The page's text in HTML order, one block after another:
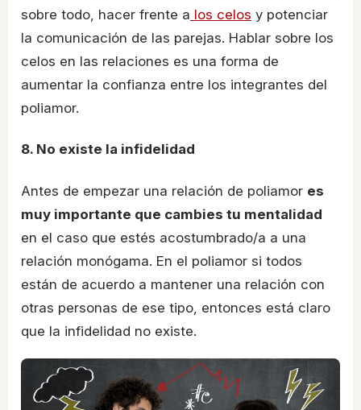
sobre todo, hacer frente a los celos y potenciar
la comunicación de las parejas. Hablar sobre los
celos en las relaciones es una forma de
aumentar la confianza entre los integrantes del
poliamor.
8. No existe la infidelidad
Antes de empezar una relación de poliamor es
muy importante que cambies tu mentalidad
en el caso que estés acostumbrado/a a una
relación monógama. En el poliamor si todos
están de acuerdo a mantener una relación con
otras personas de ese tipo, entonces está claro
que la infidelidad no existe.